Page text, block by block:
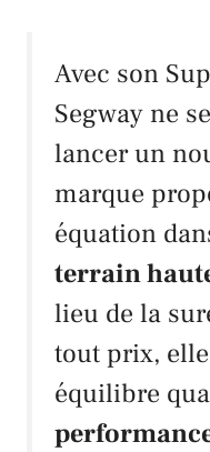
Avec son
Segway ne
lancer un
marque
équation
terrain
lieu de la
tout prix,
équilibre